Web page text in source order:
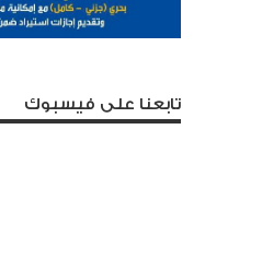
تابعنا على فيسبوك